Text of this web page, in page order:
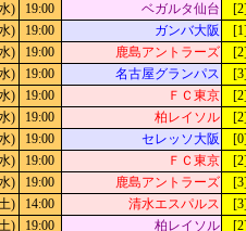
)
19:00 ベガルタ仙台
)
19:00 ガンバ大阪
)
19:00 鹿島アントラーズ
) 19:00 名古屋グランパス
)
19:00 ＦＣ東京
)
19:00 柏レイソル
)
19:00 セレッソ大阪
) 19:00 ＦＣ東京
)
19:00 鹿島アントラーズ
) 14:00 清水エスパルス
)
19:00 柏レイソル